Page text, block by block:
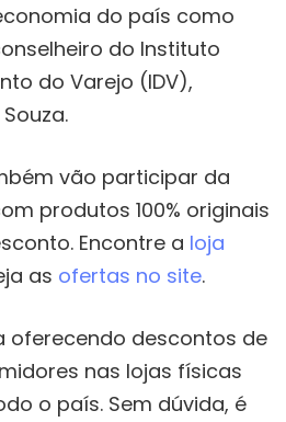
do país como
do Instituto
do Varejo (IDV),
vão participar da
produtos 100% originais
Encontre a loja
as ofertas no site.
oferecendo descontos de
nas lojas físicas
o país. Sem dúvida, é